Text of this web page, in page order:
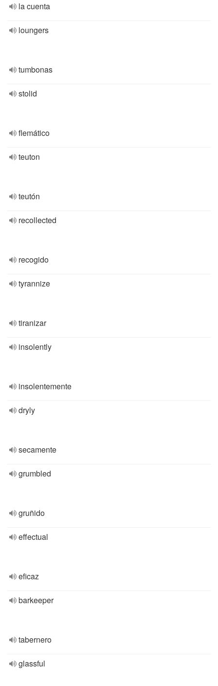
la cuenta
loungers
tumbonas
stolid
flemático
teuton
teutón
recollected
recogido
tyrannize
tiranizar
insolently
insolentemente
dryly
secamente
grumbled
gruñido
effectual
eficaz
barkeeper
tabernero
glassful